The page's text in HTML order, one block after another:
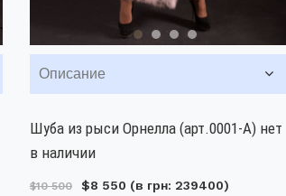
Описание
Шуба из рыси Орнелла (арт.0001-А) нет
в наличии
$10 500 $8 550 (в грн: 239400)